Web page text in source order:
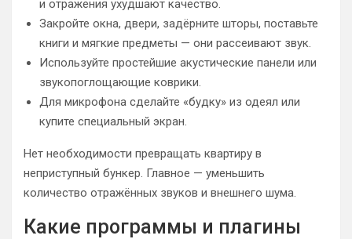
и отражения ухудшают качество.
Закройте окна, двери, задёрните шторы, поставьте
книги и мягкие предметы — они рассеивают звук.
Используйте простейшие акустические панели или
звукопоглощающие коврики.
Для микрофона сделайте «будку» из одеял или
купите специальный экран.
Нет необходимости превращать квартиру в
неприступный бункер. Главное — уменьшить
количество отражённых звуков и внешнего шума.
Какие программы и плагины